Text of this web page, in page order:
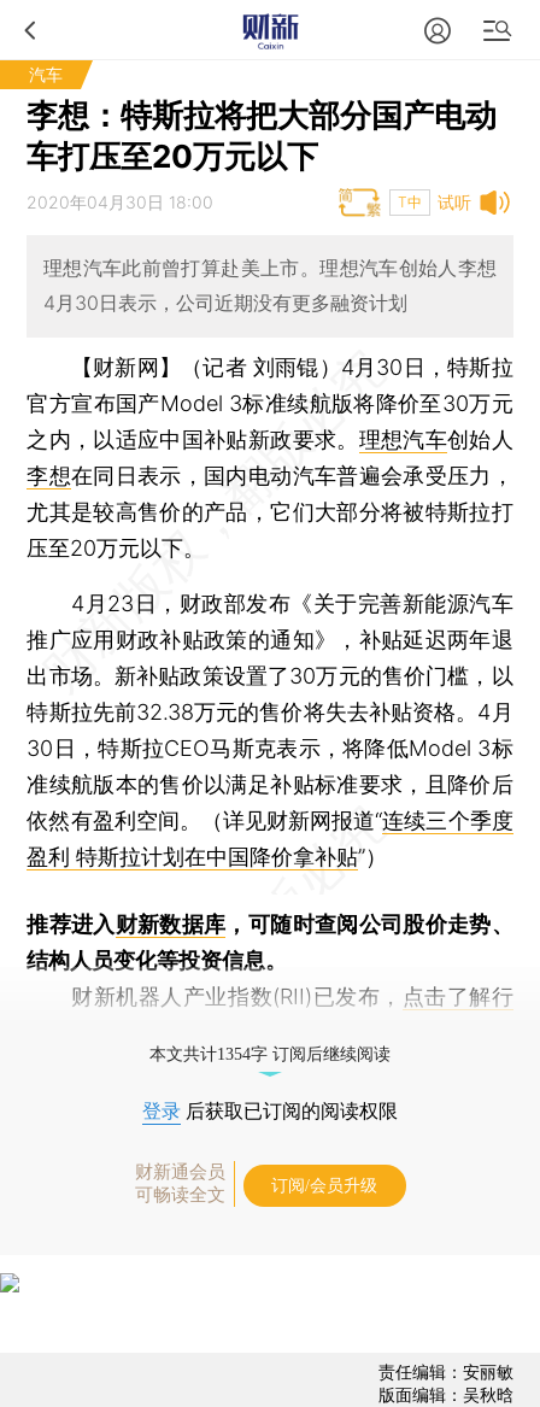
汽车
李想：特斯拉将把大部分国产电动
车打压至20万元以下
试听
2020年04月30日 18:00 T中
理想汽车此前曾打算赴美上市。理想汽车创始人李想
4月30日表示，公司近期没有更多融资计划
【财新网】（记者 刘雨锟） 4月30日，特斯拉
官方宣布国产Model 3标准续航版将降价至30万元
之内，以适应中国补贴新政要求。 理想汽车创始人
李想在同日表示，国内电动汽车普遍会承受压力，
尤其是较高售价的产品，它们大部分将被特斯拉打
压至20万元以下。
4月23日，财政部发布《关于完善新能源汽车
推广应用财政补贴政策的通知》，补贴延迟两年退
出市场。新补贴政策设置了30万元的售价门槛，以
特斯拉先前32.38万元的售价将失去补贴资格。4月
30日，特斯拉CEO马斯克表示，将降低Model 3标
准续航版本的售价以满足补贴标准要求，且降价后
依然有盈利空间。（详见财新网报道“连续三个季度
盈利 特斯拉计划在中国降价拿补贴”）
推荐进入财新数据库 ，可随时查阅公司股价走势、
结构人员变化等投资信息。
财新机器人产业指数(RII)已发布， 点击了解行
本文共计1354字 订阅后继续阅读
登录 后获取已订阅的阅读权限
财新通会员
可畅读全文
订阅/会员升级
责任编辑：安丽敏
版面编辑：吴秋晗